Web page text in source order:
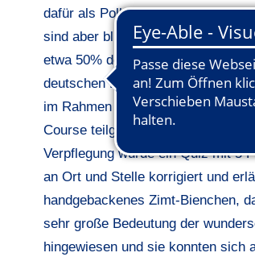
dafür als Pollen- und
sind aber blühende Wiesen eher
etwa 50% der Gesamtfläche von
deutschen Bienenwoche wurde
im Rahmen eines
Course teilgenommen und am
Verpflegung wurde ein Quiz mit 5
an Ort und Stelle korrigiert und
handgebackenes Zimt-Bienchen,
sehr große Bedeutung der
hingewiesen und sie konnten sich